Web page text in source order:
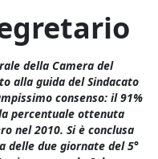
della Camera del
alla guida del Sindacato
consenso: il 91%
percentuale ottenuta
nel 2010. Si è conclusa
delle due giornate del 5°